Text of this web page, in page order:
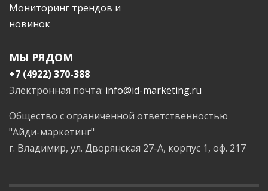
Мониторинг трендов и
новинок
МЫ РЯДОМ
+7 (4922) 370-388
Электронная почта: info@id-marketing.ru
Общество с ограниченной ответственностью
"Айди-маркетинг"
г. Владимир, ул. Дворянская 27-А, корпус 1, оф. 217